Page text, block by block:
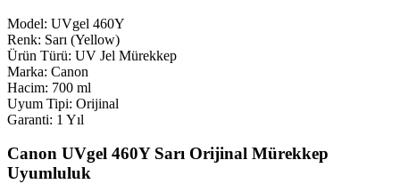
Model: UVgel 460Y
Renk: Sarı (Yellow)
Ürün Türü: UV Jel Mürekkep
Marka: Canon
Hacim: 700 ml
Uyum Tipi: Orijinal
Garanti: 1 Yıl
Canon UVgel 460Y Sarı Orijinal Mürekkep
Uyumluluk